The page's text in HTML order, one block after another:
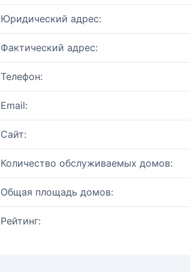
Юридический адрес:
Фактический адрес:
Телефон:
Email:
Сайт:
Количество обслуживаемых домов:
Общая площадь домов:
Рейтинг: